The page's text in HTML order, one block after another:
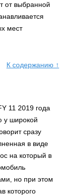
от выбранной
мест
К содержанию ↑
11 2019 года
у широкой
сразу
в виде
на который в
но при этом
которого